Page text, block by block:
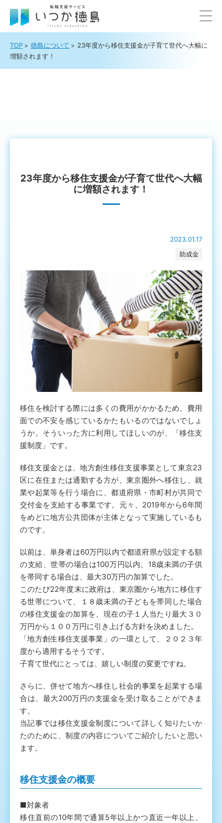
TOP 徳島について
23年度から移住支援金が子育て世代へ大幅に
増額されます！
23年度から移住支援金が子育て世代へ大幅
に増額されます！
2023.01.17
助成金
移住を検討する際には多くの費用がかかるため、費用
面での不安を感じているかたもいるのではないでしょ
うか。そういった方に利用してほしいのが、「移住支
援制度」です。
移住支援金とは、地方創生移住支援事業として東京23
区に在住または通勤する方が、東京圏外へ移住し、就
業や起業等を行う場合に、都道府県・市町村が共同で
交付金を支給する事業です。元々、2019年から6年間
をめどに地方公共団体が主体となって実施しているも
のです。
以前は、単身者は60万円以内で都道府県が設定する額
の支給、世帯の場合は100万円以内、18歳未満の子供
を帯同する場合は、最大30万円の加算でした。
このたび22年度末に政府は、東京圏から地方に移住す
る世帯について、１８歳未満の子どもを帯同した場合
の移住支援金の加算を、現在の子１人当たり最大３０
万円から１００万円に引き上げる方針を決めました。
「地方創生移住支援事業」の一環として、２０２３年
度から適用するそうです。
子育て世代にとっては、嬉しい制度の変更ですね。
さらに、併せて地方へ移住し社会的事業を起業する場
合は、最大200万円の支援金を受け取ることができま
す。
当記事では移住支援金制度について詳しく知りたいか
たのために、制度の内容についてご紹介したいと思い
ます。
移住支援金の概要
■対象者
移住直前の10年間で通算5年以上かつ直近一年以上、